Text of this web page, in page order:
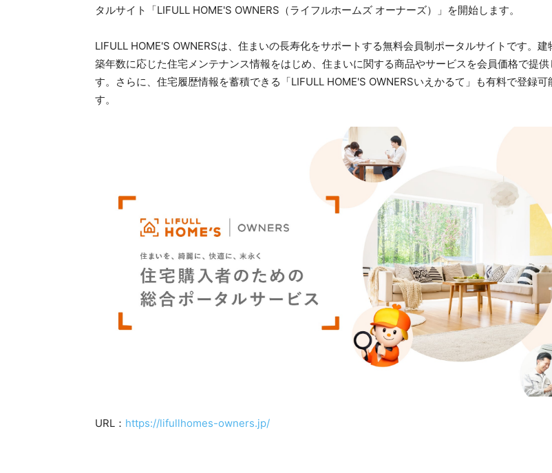
タルサイト「LIFULL HOME'S OWNERS（ライフルホームズ オーナーズ）」を開始します。
LIFULL HOME'S OWNERSは、住まいの長寿化をサポートする無料会員制ポータルサイトです。建
築年数に応じた住宅メンテナンス情報をはじめ、住まいに関する商品やサービスを会員価格で提供
す。さらに、住宅履歴情報を蓄積できる「LIFULL HOME'S OWNERSいえかるて」も有料で登録可
す。
URL： https://lifullhomes-owners.jp/